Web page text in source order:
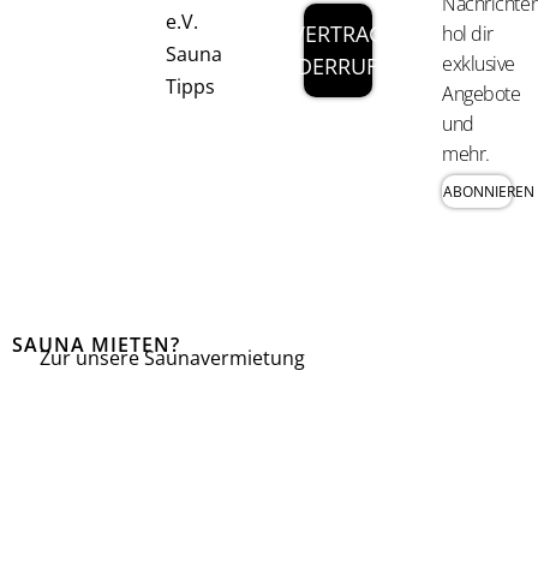
e.V.
Sauna
Tipps
VERTRAG
WIDERRUFEN
hol dir
exklusive
Angebote
und
mehr.
ABONNIEREN
SAUNA MIETEN?
Zur unsere Saunavermietung